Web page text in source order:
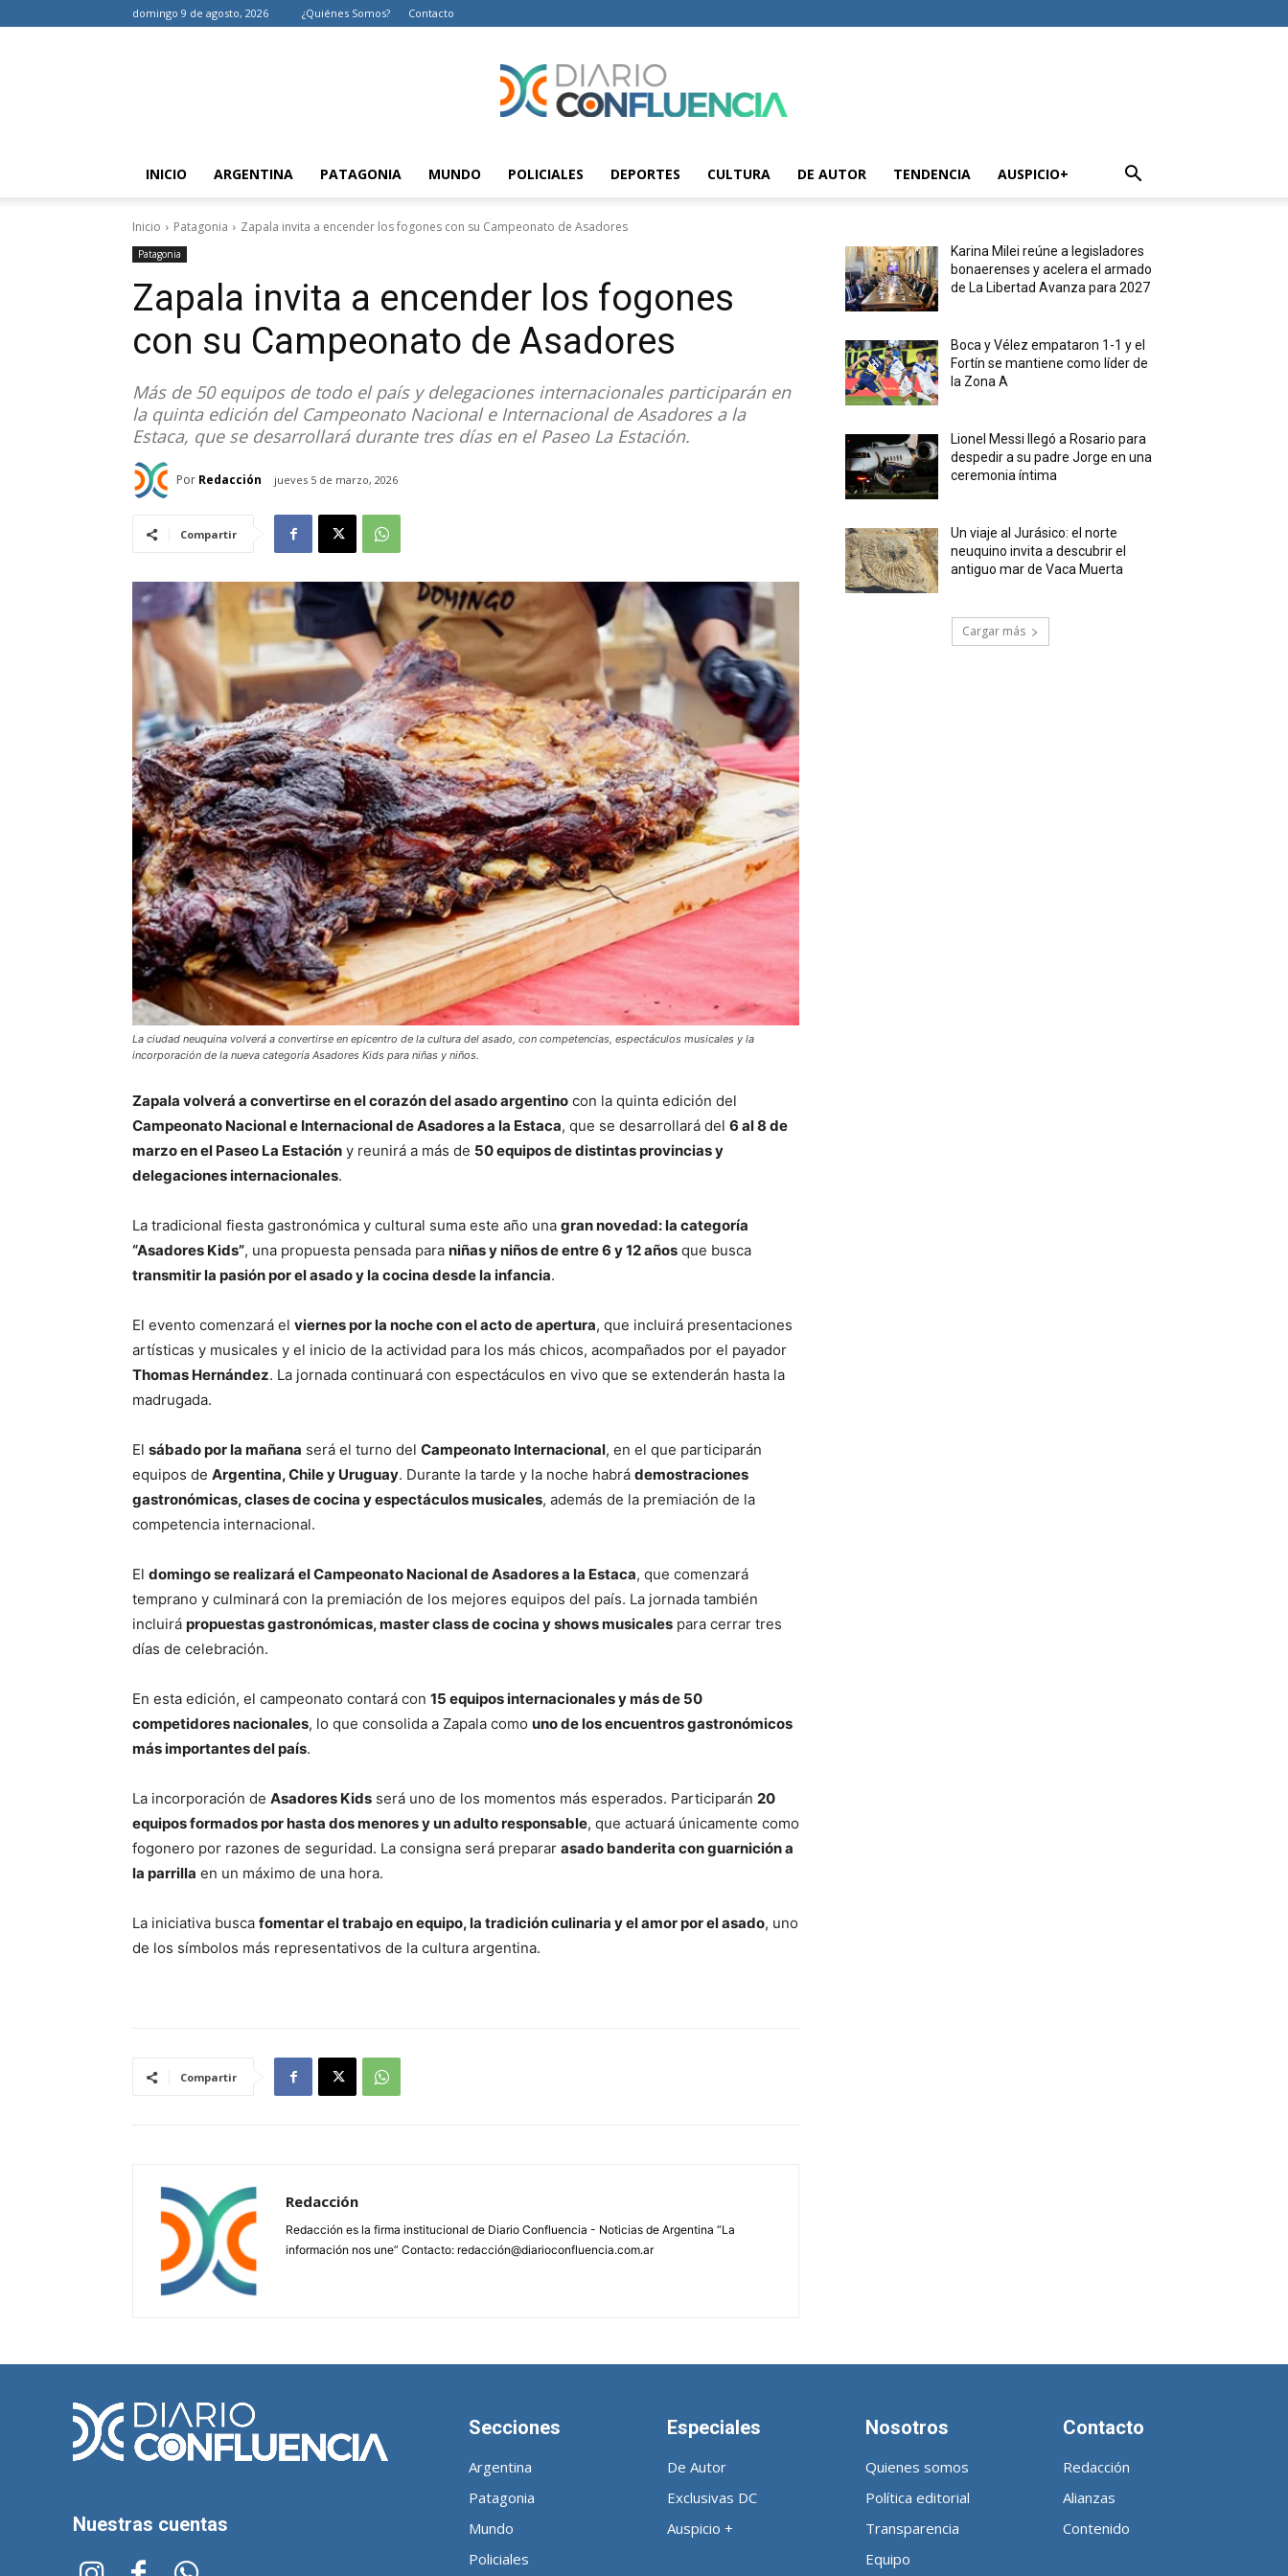
domingo 9 de agosto, 2026 ¿Quiénes Somos? Contacto
Diario
Confluencia
de
Argentina
INICIO ARGENTINA PATAGONIA MUNDO POLICIALES DEPORTES CULTURA DE AUTOR TENDENCIA AUSPICIO+
Inicio Patagonia Zapala invita a encender los fogones con su Campeonato de Asadores
Patagonia
Zapala invita a encender los fogones
con su Campeonato de Asadores
Más de 50 equipos de todo el país y delegaciones internacionales participarán en
la quinta edición del Campeonato Nacional e Internacional de Asadores a la
Estaca, que se desarrollará durante tres días en el Paseo La Estación.
Por Redacción jueves 5 de marzo, 2026
Compartir
La ciudad neuquina volverá a convertirse en epicentro de la cultura del asado, con competencias, espectáculos musicales y la
incorporación de la nueva categoría Asadores Kids para niñas y niños.
Zapala volverá a convertirse en el corazón del asado argentino con la quinta edición del
Campeonato Nacional e Internacional de Asadores a la Estaca, que se desarrollará del 6 al 8 de
marzo en el Paseo La Estación y reunirá a más de 50 equipos de distintas provincias y
delegaciones internacionales.
La tradicional fiesta gastronómica y cultural suma este año una gran novedad: la categoría
“Asadores Kids”, una propuesta pensada para niñas y niños de entre 6 y 12 años que busca
transmitir la pasión por el asado y la cocina desde la infancia.
El evento comenzará el viernes por la noche con el acto de apertura, que incluirá presentaciones
artísticas y musicales y el inicio de la actividad para los más chicos, acompañados por el payador
Thomas Hernández. La jornada continuará con espectáculos en vivo que se extenderán hasta la
madrugada.
El sábado por la mañana será el turno del Campeonato Internacional, en el que participarán
equipos de Argentina, Chile y Uruguay. Durante la tarde y la noche habrá demostraciones
gastronómicas, clases de cocina y espectáculos musicales, además de la premiación de la
competencia internacional.
El domingo se realizará el Campeonato Nacional de Asadores a la Estaca, que comenzará
temprano y culminará con la premiación de los mejores equipos del país. La jornada también
incluirá propuestas gastronómicas, master class de cocina y shows musicales para cerrar tres
días de celebración.
En esta edición, el campeonato contará con 15 equipos internacionales y más de 50
competidores nacionales, lo que consolida a Zapala como uno de los encuentros gastronómicos
más importantes del país.
La incorporación de Asadores Kids será uno de los momentos más esperados. Participarán 20
equipos formados por hasta dos menores y un adulto responsable, que actuará únicamente como
fogonero por razones de seguridad. La consigna será preparar asado banderita con guarnición a
la parrilla en un máximo de una hora.
La iniciativa busca fomentar el trabajo en equipo, la tradición culinaria y el amor por el asado, uno
de los símbolos más representativos de la cultura argentina.
Compartir
Redacción
Redacción es la firma institucional de Diario Confluencia - Noticias de Argentina “La
información nos une” Contacto: redacción@diarioconfluencia.com.ar
Karina Milei reúne a legisladores
bonaerenses y acelera el armado
de La Libertad Avanza para 2027
Boca y Vélez empataron 1-1 y el
Fortín se mantiene como líder de
la Zona A
Lionel Messi llegó a Rosario para
despedir a su padre Jorge en una
ceremonia íntima
Un viaje al Jurásico: el norte
neuquino invita a descubrir el
antiguo mar de Vaca Muerta
Cargar más
Nuestras cuentas
Secciones
Argentina
Patagonia
Mundo
Policiales
Especiales
De Autor
Exclusivas DC
Auspicio +
Nosotros
Quienes somos
Política editorial
Transparencia
Equipo
Contacto
Redacción
Alianzas
Contenido